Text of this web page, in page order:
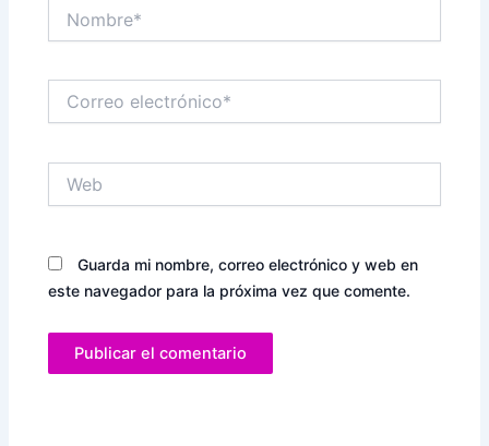
electrónico*
Guarda mi nombre, correo electrónico y web en
este navegador para la próxima vez que comente.